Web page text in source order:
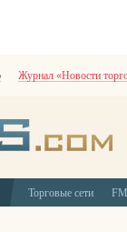
Журнал «Новости
Торговые сети